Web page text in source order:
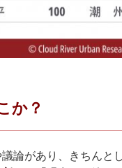
か？
論があり、きちんと